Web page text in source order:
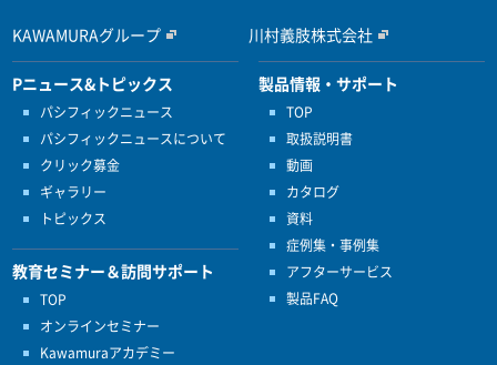
KAWAMURAグループ 川村義肢株式会社
Pニュース&トピックス
パシフィックニュース
パシフィックニュースについて
クリック募金
ギャラリー
トピックス
教育セミナー＆訪問サポート
TOP
オンラインセミナー
Kawamuraアカデミー
製品情報・サポート
TOP
取扱説明書
動画
カタログ
資料
症例集・事例集
アフターサービス
製品FAQ